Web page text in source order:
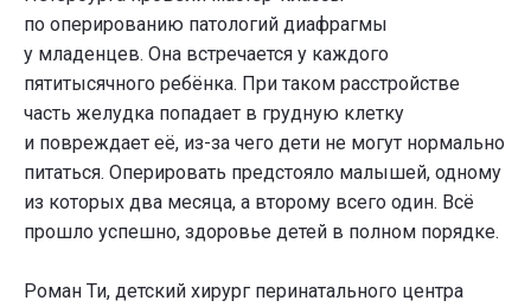
по оперированию патологий диафрагмы
у младенцев. Она встречается у каждого
пятитысячного ребёнка. При таком расстройстве
часть желудка попадает в грудную клетку
и повреждает её, из-за чего дети не могут нормально
питаться. Оперировать предстояло малышей, одному
из которых два месяца, а второму всего один. Всё
прошло успешно, здоровье детей в полном порядке.
Роман Ти, детский хирург перинатального центра